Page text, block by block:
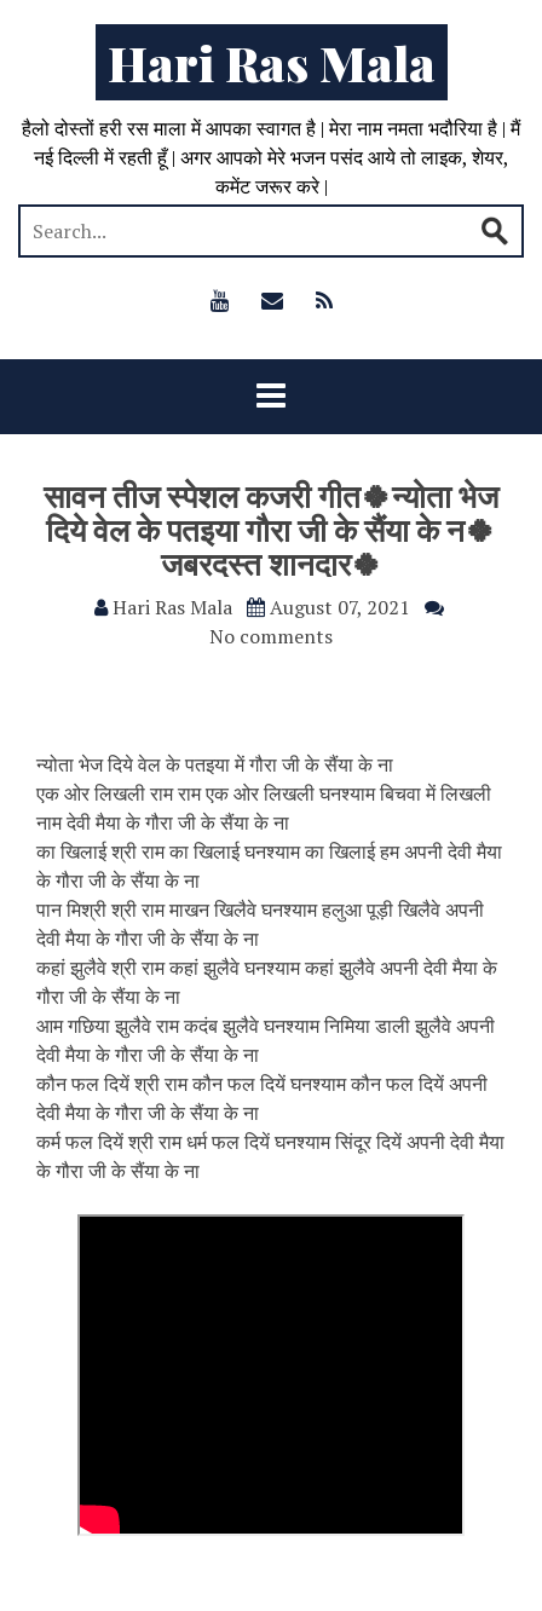
Hari Ras Mala
हैलो दोस्तों हरी रस माला में आपका स्वागत है | मेरा नाम नमता भदौरिया है | मैं
नई दिल्ली में रहती हूँ | अगर आपको मेरे भजन पसंद आये तो लाइक, शेयर,
कमेंट जरूर करे |
सावन तीज स्पेशल कजरी गीत🍀न्योता भेज
दिये वेल के पतइया गौरा जी के सैंया के न🍀
जबरदस्त शानदार🍀
Hari Ras Mala
August 07, 2021
No comments
न्योता भेज दिये वेल के पतइया में गौरा जी के सैंया के ना
एक ओर लिखली राम राम एक ओर लिखली घनश्याम बिचवा में लिखली
नाम देवी मैया के गौरा जी के सैंया के ना
का खिलाई श्री राम का खिलाई घनश्याम का खिलाई हम अपनी देवी मैया
के गौरा जी के सैंया के ना
पान मिश्री श्री राम माखन खिलैवे घनश्याम हलुआ पूड़ी खिलैवे अपनी
देवी मैया के गौरा जी के सैंया के ना
कहां झुलैवे श्री राम कहां झुलैवे घनश्याम कहां झुलैवे अपनी देवी मैया के
गौरा जी के सैंया के ना
आम गछिया झुलैवे राम कदंब झुलैवे घनश्याम निमिया डाली झुलैवे अपनी
देवी मैया के गौरा जी के सैंया के ना
कौन फल दियें श्री राम कौन फल दियें घनश्याम कौन फल दियें अपनी
देवी मैया के गौरा जी के सैंया के ना
कर्म फल दियें श्री राम धर्म फल दियें घनश्याम सिंदूर दियें अपनी देवी मैया
के गौरा जी के सैंया के ना